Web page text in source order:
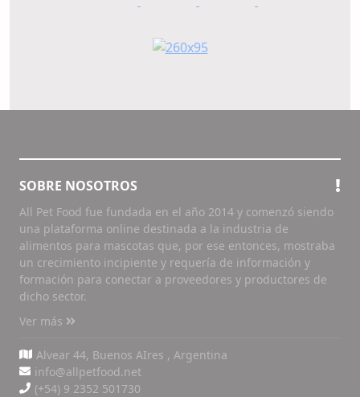
SOBRE NOSOTROS
All Pet Food fue fundada en el año 2014 y comenzó siendo
una plataforma online destinada a la industria de
alimentos para mascotas que, por ese entonces, mostraba
un crecimiento incipiente y requería de información y
formación para conectar a proveedores y productores de
dicho sector.
Ver más
Alvear 44, Buenos AIres , Argentina
info@allpetfood.net
(+54) 9 2352 501730